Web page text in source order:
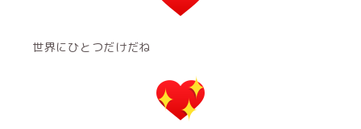
世界にひとつだけだね